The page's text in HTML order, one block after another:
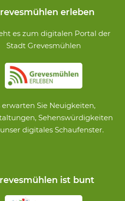
erleben
es zum digitalen Portal der
Stadt Grevesmühlen
erwarten Sie Neuigkeiten,
Sehenswürdigkeiten
digitales Schaufenster.
ist bunt